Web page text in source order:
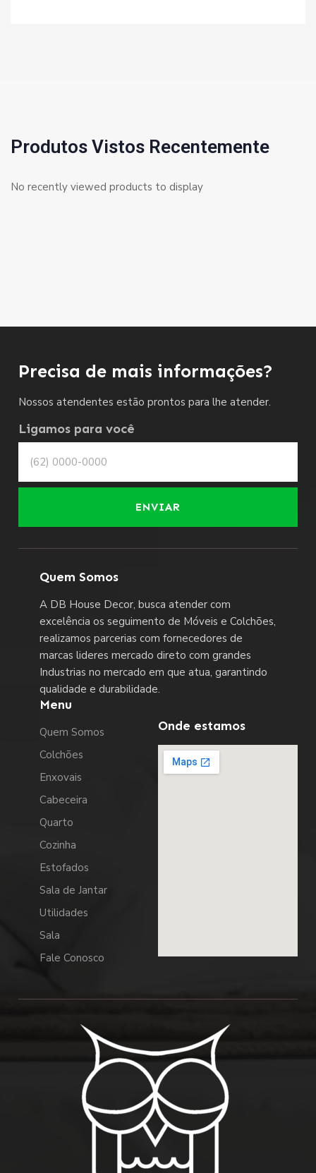
Produtos Vistos Recentemente
No recently viewed products to display
Precisa de mais informações?
Nossos atendentes estão prontos para lhe atender.
Ligamos para você
ENVIAR
Quem Somos
A DB House Decor, busca atender com
excelência os seguimento de Móveis e Colchões,
realizamos parcerias com fornecedores de
marcas lideres mercado direto com grandes
Industrias no mercado em que atua, garantindo
qualidade e durabilidade.
Menu
Quem Somos
Colchões
Enxovais
Cabeceira
Quarto
Cozinha
Estofados
Sala de Jantar
Utilidades
Sala
Fale Conosco
Onde estamos